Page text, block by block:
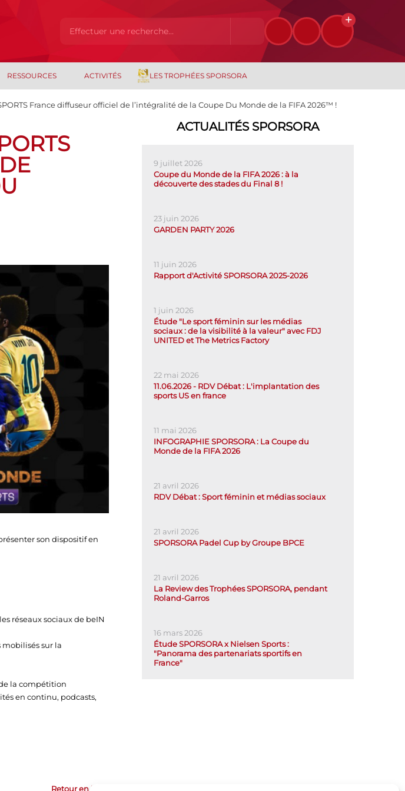
RESSOURCES ACTIVITÉS LES TROPHÉES SPORSORA
France diffuseur officiel de l’intégralité de la Coupe Du Monde de la FIFA 2026™ !
son dispositif en
réseaux sociaux de beIN
mobilisés sur la
la compétition
en continu, podcasts,
Retour en haut
ACTUALITÉS SPORSORA
9 juillet 2026
Coupe du Monde de la FIFA 2026 : à la
découverte des stades du Final 8 !
23 juin 2026
GARDEN PARTY 2026
11 juin 2026
Rapport d'Activité SPORSORA 2025-2026
1 juin 2026
Étude "Le sport féminin sur les médias
sociaux : de la visibilité à la valeur" avec FDJ
UNITED et The Metrics Factory
22 mai 2026
11.06.2026 - RDV Débat : L'implantation des
sports US en france
11 mai 2026
INFOGRAPHIE SPORSORA : La Coupe du
Monde de la FIFA 2026
21 avril 2026
RDV Débat : Sport féminin et médias sociaux
21 avril 2026
SPORSORA Padel Cup by Groupe BPCE
21 avril 2026
La Review des Trophées SPORSORA, pendant
Roland-Garros
16 mars 2026
Étude SPORSORA x Nielsen Sports :
"Panorama des partenariats sportifs en
France"